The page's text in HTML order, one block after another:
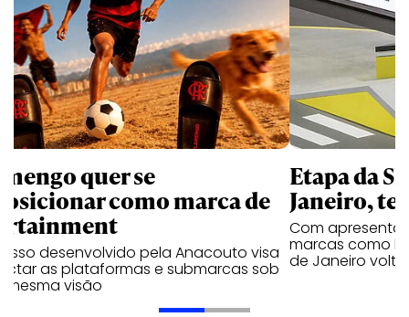
quer se
como marca de
desenvolvido pela Anacouto visa
as plataformas e submarcas sob
mesma visão
Etapa da
Janeiro,
Com
marcas como
de Janeiro